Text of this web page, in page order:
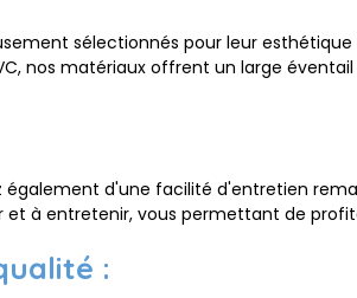
sélectionnés pour leur
nos matériaux offrent un large
également d'une facilité d'entretien
à entretenir, vous permettant de
: